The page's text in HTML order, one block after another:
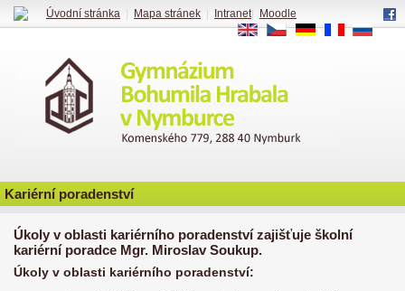
Kariérní poradenství
Úkoly v oblasti kariérního poradenství zajišťuje školní
kariérní poradce Mgr. Miroslav Soukup.
Úkoly v oblasti kariérního poradenství:
Úvodní stránka Mapa stránek Intranet|
Moodle
EN
CS DE FR RU